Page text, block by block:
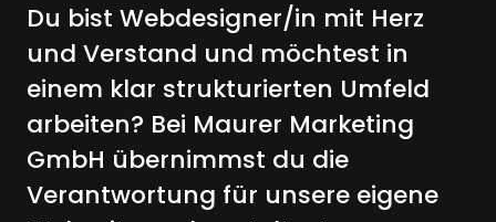
Du bist Webdesigner/in mit Herz
und Verstand und möchtest in
einem klar strukturierten Umfeld
arbeiten? Bei Maurer Marketing
GmbH übernimmst du die
Verantwortung für unsere eigene